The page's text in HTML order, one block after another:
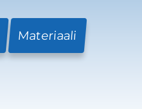
Materiaali